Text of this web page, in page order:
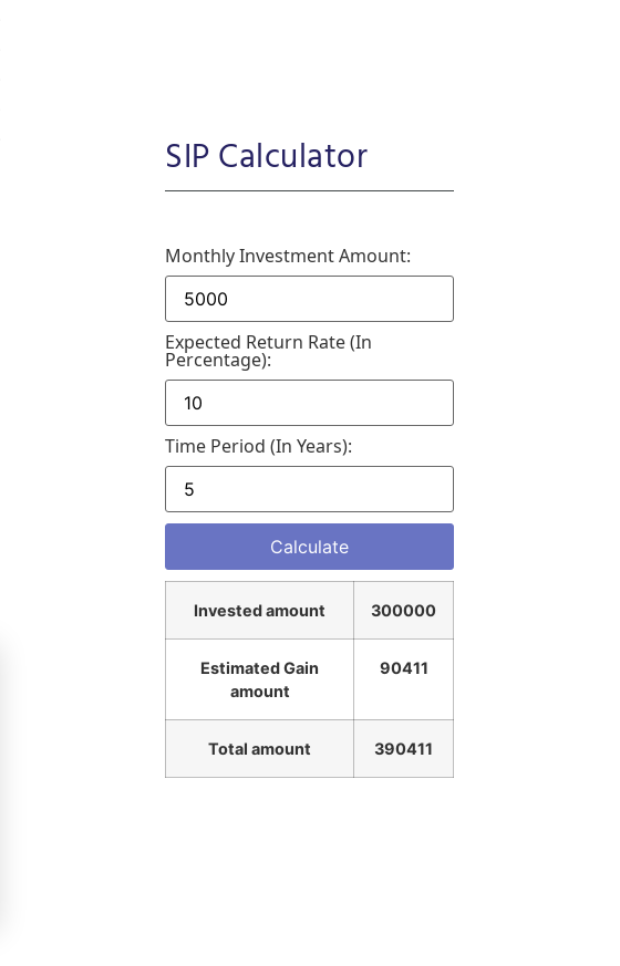
SIP Calculator
Monthly Investment Amount:
Expected Return Rate (in
Percentage):
Time Period (in Years):
Invested amount 300000
Estimated Gain
amount
90411
Total amount 390411